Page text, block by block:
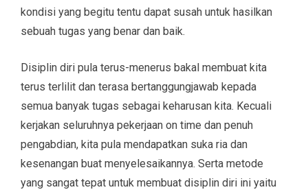
kondisi yang begitu tentu dapat susah untuk hasilkan
sebuah tugas yang benar dan baik.
Disiplin diri pula terus-menerus bakal membuat kita
terus terlilit dan terasa bertanggungjawab kepada
semua banyak tugas sebagai keharusan kita. Kecuali
kerjakan seluruhnya pekerjaan on time dan penuh
pengabdian, kita pula mendapatkan suka ria dan
kesenangan buat menyelesaikannya. Serta metode
yang sangat tepat untuk membuat disiplin diri ini yaitu